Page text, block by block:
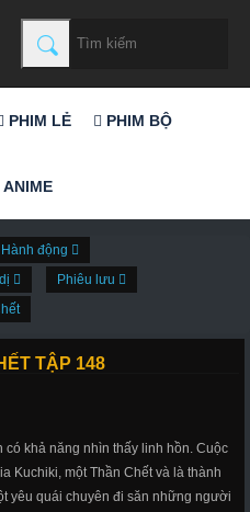
PHIM LẺ PHIM BỘ
ANIME
Hành động
Phiêu lưu
TẬP 148
khả năng nhìn thấy linh hồn. Cuộc
Kuchiki, một Thần Chết và là thành
yêu quái chuyên đi săn những người